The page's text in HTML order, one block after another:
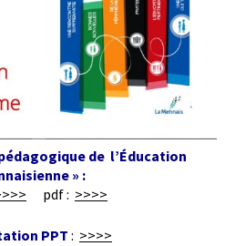
de l’Éducation
» :
pdf : >>>>
PPT : >>>>